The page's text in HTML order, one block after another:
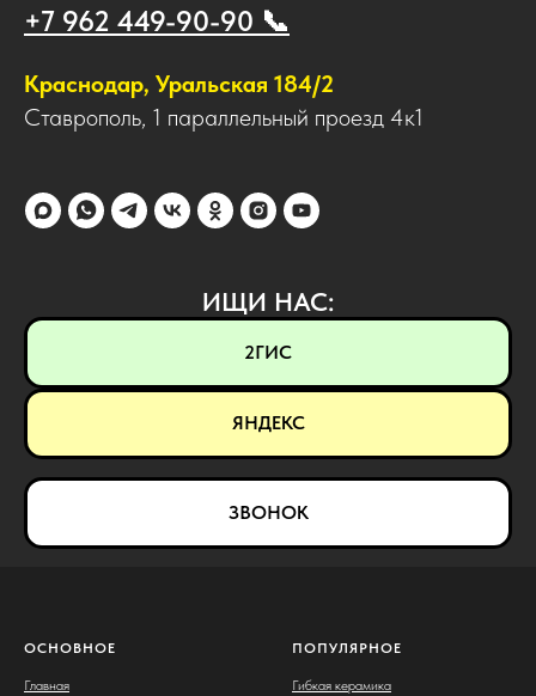
+7 962 449-90-90 📞
Краснодар, Уральская 184/2
Ставрополь, 1 параллельный проезд 4к1
ИЩИ НАС:
2ГИС
ЯНДЕКС
ЗВОНОК
ОСНОВНОЕ
Главная
ПОПУЛЯРНОЕ
Гибкая керамика